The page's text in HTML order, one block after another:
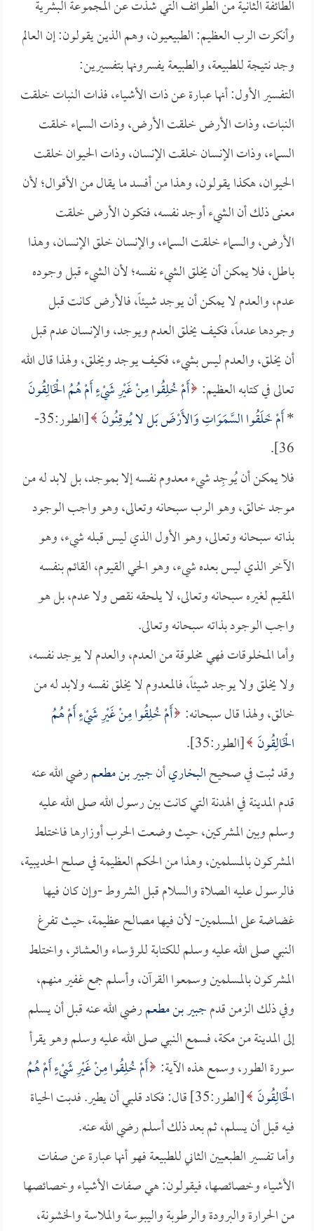
الطائفة الثانية من الطوائف التي شذت عن المجموعة البشرية
وأنكرت الرب العظيم: الطبيعيون، وهم الذين يقولون: إن العالم
وجد نتيجة للطبيعة، والطبيعة يفسرونها بتفسيرين:
التفسير الأول: أنها عبارة عن ذات الأشياء، فذات النبات خلقت
النبات، وذات الأرض خلقت الأرض، وذات السماء خلقت
السماء، وذات الإنسان خلقت الإنسان، وذات الحيوان خلقت
الحيوان، هكذا يقولون، وهذا من أفسد ما يقال من الأقوال؛ لأن
معنى ذلك أن الشيء أوجد نفسه، فتكون الأرض خلقت
الأرض، والسماء خلقت السماء، والإنسان خلق الإنسان، وهذا
باطل، فلا يمكن أن يخلق الشيء نفسه؛ لأن الشيء قبل وجوده
عدم، والعدم لا يمكن أن يوجد شيئاً، فالأرض كانت قبل
وجودها عدماً، فكيف يخلق العدم ويوجد، والإنسان عدم قبل
أن يخلق، والعدم ليس بشيء، فكيف يوجد ويخلق، ولهذا قال الله
تعالى في كتابه العظيم: أَمْ خُلِقُوا مِنْ غَيْرِ شَيْءٍ أَمْ هُمُ الْخَالِقُونَ
*أَمْ خَلَقُوا السَّمَوَاتِ وَالأَرْضَ بَل لا يُوقِنُونَ
[الطور:35-
36].
فلا يمكن أن يُوجِد شيء معدوم نفسه إلا بموجد، بل لابد له من
موجد خالق، وهو الرب سبحانه وتعالى، وهو واجب الوجود
بذاته سبحانه وتعالى، وهو الأول الذي ليس قبله شيء، وهو
الآخر الذي ليس بعده شيء، وهو الحي القيوم، القائم بنفسه
المقيم لغيره سبحانه وتعالى، لا يلحقه نقص ولا عدم، بل هو
واجب الوجود بذاته سبحانه وتعالى.
وأما المخلوقات فهي مخلوقة من العدم، والعدم لا يوجد نفسه،
ولا يخلق ولا يوجد شيئاً، فالمعدوم لا يخلق نفسه ولابد له من
خالق، ولهذا قال سبحانه: أَمْ خُلِقُوا مِنْ غَيْرِ شَيْءٍ أَمْ هُمُ
الْخَالِقُونَ [الطور:35].
وقد ثبت في صحيحالبخاريأنجبير بن مطعمرضي الله عنه
قدم المدينة في الهدنة التي كانت بين رسول الله صلى الله عليه
وسلم وبين المشركين، حيث وضعت الحرب أوزارها فاختلط
المشركون بالمسلمين، وهذا من الحكم العظيمة في صلح الحديبية،
فالرسول عليه الصلاة والسلام قبل الشروط -وإن كان فيها
غضاضة على المسلمين- لأن فيها مصالح عظيمة، حيث تفرغ
النبي صلى الله عليه وسلم للكتابة للرؤساء والعشائر، واختلط
المشركون بالمسلمين وسمعوا القرآن، وأسلم جمع غفير منهم،
وفي ذلك الزمن قدمجبير بن مطعمرضي الله عنه قبل أن يسلم
إلى المدينة من مكة، فسمع النبي صلى الله عليه وسلم وهو يقرأ
سورة الطور، وسمع هذه الآية: أَمْ خُلِقُوا مِنْ غَيْرِ شَيْءٍ أَمْ هُمُ
الْخَالِقُونَ
[الطور:35] قال: فكاد قلبي أن يطير. فدبت الحياة
فيه قبل أن يسلم، ثم بعد ذلك أسلم رضي الله عنه.
وأما تفسير الطبعيين الثاني للطبيعة فهو أنها عبارة عن صفات
الأشياء وخصائصها، فيقولون: هي صفات الأشياء وخصائصها
من الحرارة والبرودة والرطوبة واليبوسة والملاسة والخشونة،